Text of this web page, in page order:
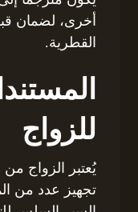
أخرى، لضمان
القطرية.
للزواج
يُعتبر الزواج
تجهيز عدد من